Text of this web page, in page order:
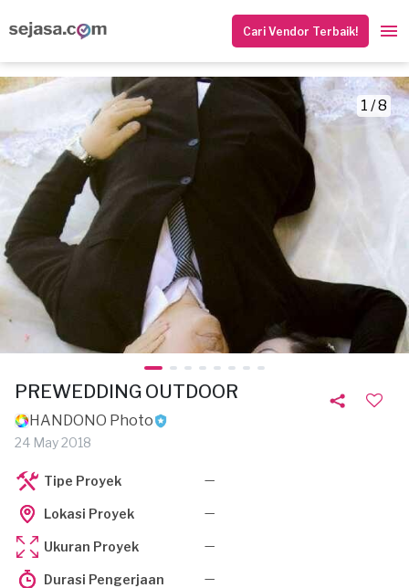
Cari Vendor Terbaik!
1 / 8
PREWEDDING OUTDOOR
HANDONO Photo
24 May 2018
Tipe Proyek —
Lokasi Proyek —
Ukuran Proyek —
Durasi Pengerjaan —